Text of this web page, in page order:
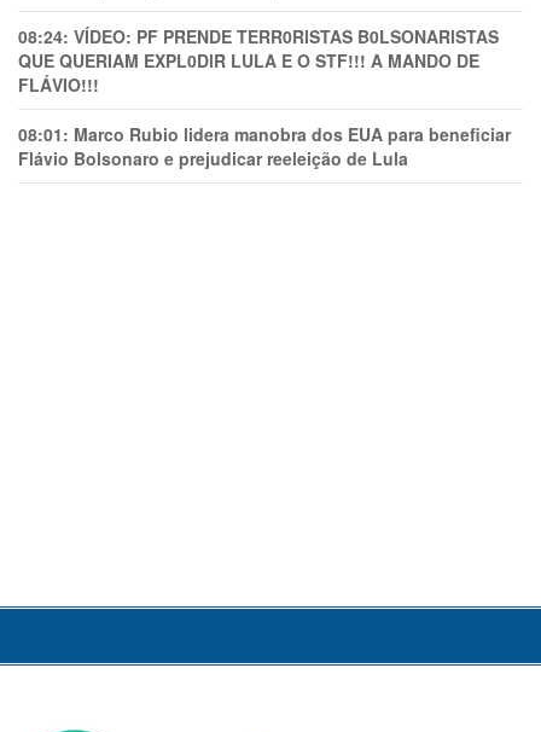
08:24: VÍDEO: PF PRENDE TERR0RlSTAS B0LSONARlSTAS
QUE QUERIAM EXPL0DlR LULA E O STF!!! A MANDO DE
FLÁVIO!!!
08:01: Marco Rubio lidera manobra dos EUA para beneficiar
Flávio Bolsonaro e prejudicar reeleição de Lula